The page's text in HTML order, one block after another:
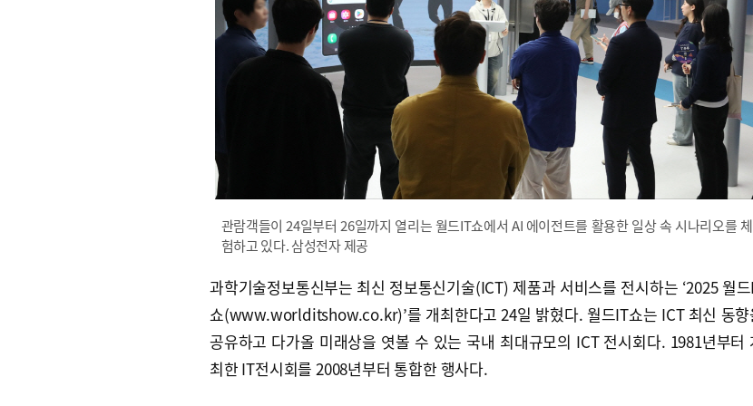
관람객들이 24일부터 26일까지 열리는 월드IT쇼에서 AI 에이전트를 활용한 일상 속 시나리오를 체
험하고 있다. 삼성전자 제공
과학기술정보통신부는 최신 정보통신기술(ICT) 제품과 서비스를 전시하는 ‘2025 월
쇼(www.worlditshow.co.kr)’를 개최한다고 24일 밝혔다. 월드IT쇼는 ICT 최신 동향
공유하고 다가올 미래상을 엿볼 수 있는 국내 최대규모의 ICT 전시회다. 1981년부터
최한 IT전시회를 2008년부터 통합한 행사다.